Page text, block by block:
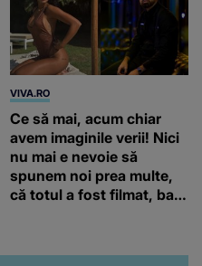
VIVA.RO
Ce să mai, acum chiar
avem imaginile verii! Nici
nu mai e nevoie să
spunem noi prea multe,
că totul a fost filmat, ba
da, frumoasa iubită a lui